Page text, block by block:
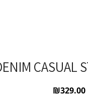
CASUAL
₪329.00